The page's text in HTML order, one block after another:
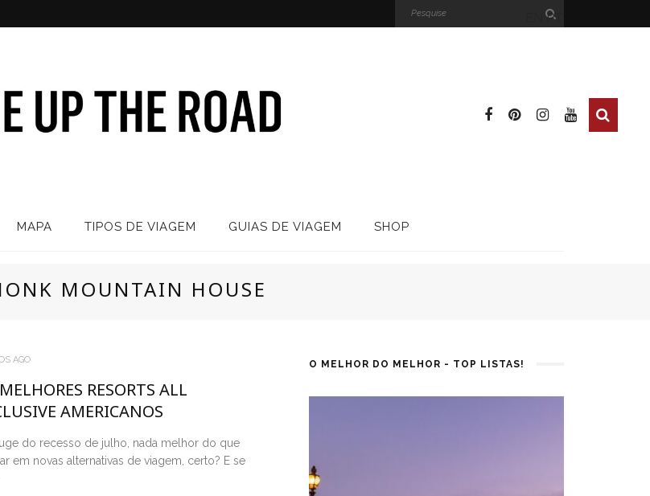
MAPA TIPOS DE VIAGEM GUIAS DE VIAGEM SHOP
MOUNTAIN HOUSE
AGO
RESORTS ALL
AMERICANOS
do recesso de julho, nada melhor do que
em novas alternativas de viagem, certo? E se
O MELHOR DO MELHOR - TOP LISTAS!
PT